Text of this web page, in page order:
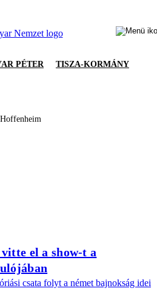
PÉTER TISZA-KORMÁNY
el a show-t a
csata folyt a német bajnokság idei